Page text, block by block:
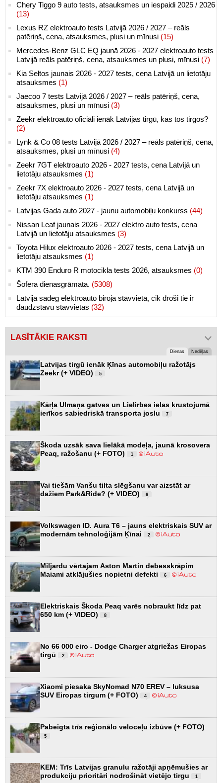
Chery Tiggo 9 auto tests, atsauksmes un iespaidi 2025 / 2026
(13)
Lexus RZ elektroauto tests Latvijā 2026 / 2027 – reāls
patēriņš, cena, atsauksmes, plusi un mīnusi (15)
Mercedes-Benz GLC EQ jaunā 2026 - 2027 elektroauto tests
Latvijā reāls patēriņš, cena, atsauksmes un plusi, mīnusi (7)
Kia Seltos jaunais 2026 - 2027 tests, cena Latvijā un lietotāju
atsauksmes (1)
Jaecoo 7 tests Latvijā 2026 / 2027 – reāls patēriņš, cena,
atsauksmes, plusi un mīnusi (3)
Zeekr elektroauto oficiāli ienāk Latvijas tirgū, kas tos tirgos?
(2)
Lynk & Co 08 tests Latvijā 2026 / 2027 – reāls patēriņš, cena,
atsauksmes, plusi un mīnusi (4)
Zeekr 7GT elektroauto 2026 - 2027 tests, cena Latvijā un
lietotāju atsauksmes (1)
Zeekr 7X elektroauto 2026 - 2027 tests, cena Latvijā un
lietotāju atsauksmes (1)
Latvijas Gada auto 2027 - jaunu automobiļu konkurss (44)
Nissan Leaf jaunais 2026 - 2027 elektro auto tests, cena
Latvijā un lietotāju atsauksmes (3)
Toyota Hilux elektroauto 2026 - 2027 tests, cena Latvijā un
lietotāju atsauksmes (1)
KTM 390 Enduro R motocikla tests 2026, atsauksmes (0)
Šofera dienasgrāmata. (5308)
Latvijā sadeg elektroauto biroja stāvvietā, cik droši tie ir
daudzstāvu stāvvietās (32)
LASĪTĀKIE RAKSTI
Dienas Nedēļas
Latvijas tirgū ienāk Ķīnas automobiļu ražotājs
Zeekr (+ VIDEO)
5
Kārļa Ulmaņa gatves un Lielirbes ielas krustojumā
ierīkos sabiedriskā transporta joslu
7
Škoda uzsāk sava lielākā modeļa, jaunā krosovera
Peaq, ražošanu (+ FOTO)
1
Vai tiešām Vanšu tilta slēgšanu var aizstāt ar
dažiem Park&Ride? (+ VIDEO)
6
Volkswagen ID. Aura T6 – jauns elektriskais SUV ar
modernām tehnoloģijām Ķīnai
2
Miljardu vērtajam Aston Martin debesskrāpim
Maiami atklājušies nopietni defekti
6
Elektriskais Škoda Peaq varēs nobraukt līdz pat
650 km (+ VIDEO)
8
No 66 000 eiro - Dodge Charger atgriežas Eiropas
tirgū
2
Xiaomi piesaka SkyNomad N70 EREV – luksusa
SUV Eiropas tirgum (+ FOTO)
4
Pabeigta trīs reģionālo veloceļu izbūve (+ FOTO)
5
KEM: Trīs Latvijas granulu ražotāji apņēmušies ar
produkciju prioritāri nodrošināt vietējo tirgu
1